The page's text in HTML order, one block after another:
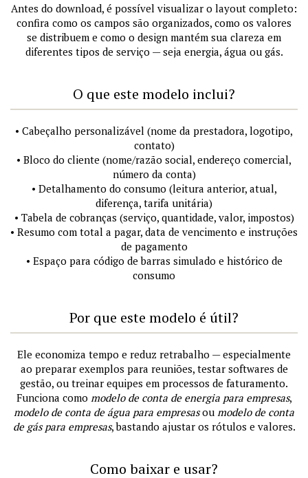
Antes do download, é possível visualizar o layout completo:
confira como os campos são organizados, como os valores
se distribuem e como o design mantém sua clareza em
diferentes tipos de serviço — seja energia, água ou gás.
O que este modelo inclui?
• Cabeçalho personalizável (nome da prestadora, logotipo,
contato)
• Bloco do cliente (nome/razão social, endereço comercial,
número da conta)
• Detalhamento do consumo (leitura anterior, atual,
diferença, tarifa unitária)
• Tabela de cobranças (serviço, quantidade, valor, impostos)
• Resumo com total a pagar, data de vencimento e instruções
de pagamento
• Espaço para código de barras simulado e histórico de
consumo
Por que este modelo é útil?
Ele economiza tempo e reduz retrabalho — especialmente
ao preparar exemplos para reuniões, testar softwares de
gestão, ou treinar equipes em processos de faturamento.
Funciona como modelo de conta de energia para empresas,
modelo de conta de água para empresasou modelo de conta
de gás para empresas, bastando ajustar os rótulos e valores.
Como baixar e usar?